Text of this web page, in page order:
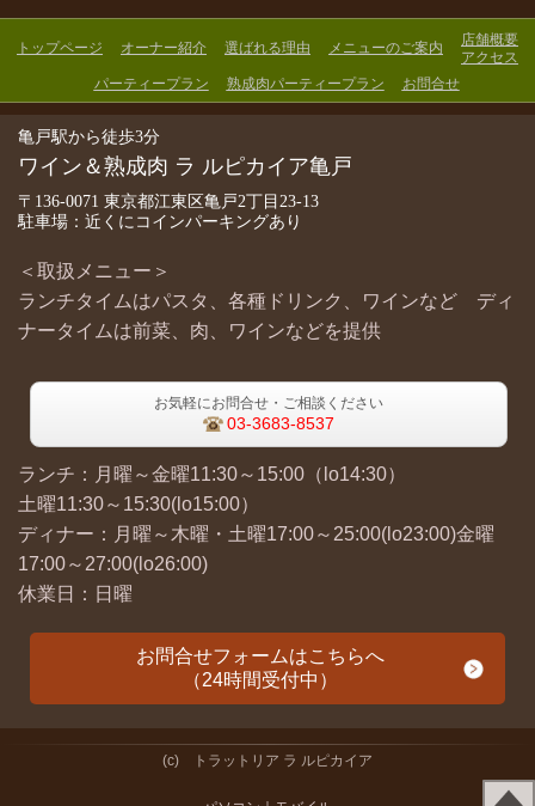
トップページ オーナー紹介 選ばれる理由 メニューのご案内
店舗概要
アクセス
パーティープラン
熟成肉パーティープラン お問合せ
亀戸駅から徒歩3分
ワイン＆熟成肉 ラ ルピカイア亀戸
〒136-0071 東京都江東区亀戸2丁目23-13
駐車場：近くにコインパーキングあり
＜取扱メニュー＞
ランチタイムはパスタ、各種ドリンク、ワインなど ディ
ナータイムは前菜、肉、ワインなどを提供
お気軽にお問合せ・ご相談ください
03-3683-8537
ランチ：月曜～金曜11:30～15:00（lo14:30）
土曜11:30～15:30(lo15:00）
ディナー：月曜～木曜・土曜17:00～25:00(lo23:00)金曜
17:00～27:00(lo26:00)
休業日：日曜
お問合せフォームはこちらへ
（24時間受付中）
(c) トラットリア ラ ルピカイア